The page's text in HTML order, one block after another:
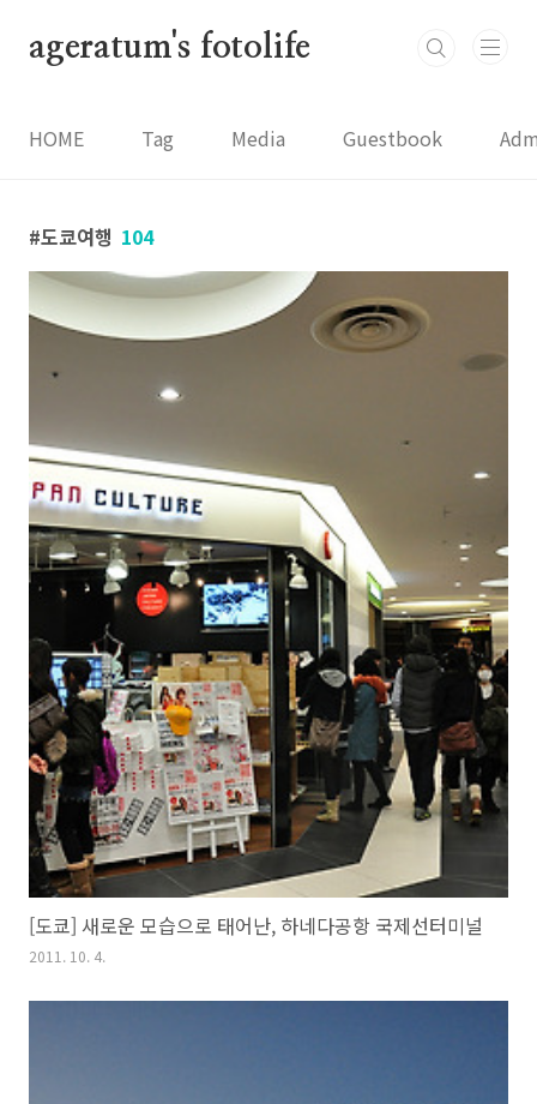
ageratum's fotolife
HOME Tag Media Guestbook
도쿄여행 104
[도쿄] 새로운 모습으로 태어난, 하네다공항 국제선터미널
2011. 10. 4.